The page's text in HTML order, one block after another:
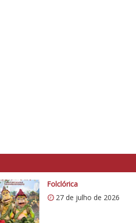
Folclórica
27 de julho de 2026